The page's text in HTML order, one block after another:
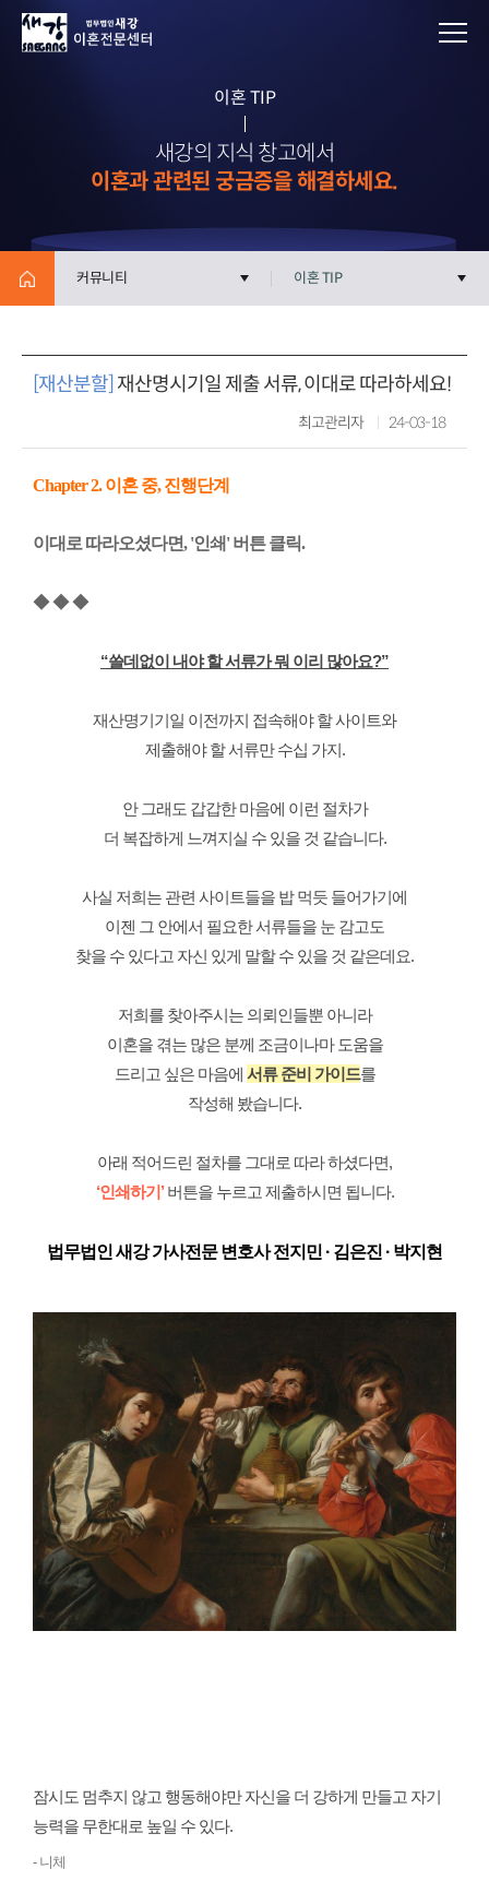
이혼 TIP
새강의 지식 창고에서
이혼과 관련된 궁금증을 해결하세요.
커뮤니티 이혼 TIP
[재산분할] 재산명시기일 제출 서류, 이대로 따라하세요!
최고관리자 24-03-18
Chapter 2. 이혼 중, 진행단계
이대로 따라오셨다면, '인쇄' 버튼 클릭.
◆ ◆ ◆
“쓸데없이 내야 할 서류가 뭐 이리 많아요?”
재산명기기일 이전까지 접속해야 할 사이트와
제출해야 할 서류만 수십 가지.
안 그래도 갑갑한 마음에 이런 절차가
더 복잡하게 느껴지실 수 있을 것 같습니다.
사실 저희는 관련 사이트들을 밥 먹듯 들어가기에
이젠 그 안에서 필요한 서류들을 눈 감고도
찾을 수 있다고 자신 있게 말할 수 있을 것 같은데요.
저희를 찾아주시는 의뢰인들뿐 아니라
이혼을 겪는 많은 분께 조금이나마 도움을
드리고 싶은 마음에 서류 준비 가이드를
작성해 봤습니다.
아래 적어드린 절차를 그대로 따라 하셨다면,
‘인쇄하기’버튼을 누르고 제출하시면 됩니다.
법무법인 새강 가사전문 변호사 전지민 · 김은진 · 박지현
잠시도 멈추지 않고 행동해야만 자신을 더 강하게 만들고 자기
능력을 무한대로 높일 수 있다.
- 니체